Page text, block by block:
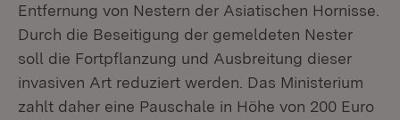
Entfernung von Nestern der Asiatischen Hornisse.
Durch die Beseitigung der gemeldeten Nester
soll die Fortpflanzung und Ausbreitung dieser
invasiven Art reduziert werden. Das Ministerium
zahlt daher eine Pauschale in Höhe von 200 Euro